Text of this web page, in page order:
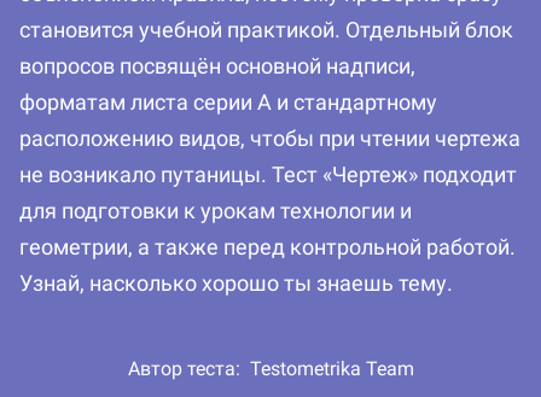
становится учебной практикой. Отдельный блок
вопросов посвящён основной надписи,
форматам листа серии А и стандартному
расположению видов, чтобы при чтении чертежа
не возникало путаницы. Тест «Чертеж» подходит
для подготовки к урокам технологии и
геометрии, а также перед контрольной работой.
Узнай, насколько хорошо ты знаешь тему.
Автор теста: Testometrika Team